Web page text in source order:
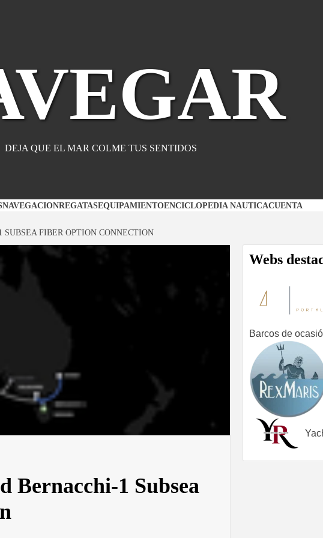
DEJA QUE EL MAR COLME TUS SENTIDOS
NAVEGACIONREGATASEQUIPAMIENTOENCICLOPEDIA NAUTICACUENTA
FIBER OPTION CONNECTION
Bernacchi-1 Subsea
Webs
Barcos de